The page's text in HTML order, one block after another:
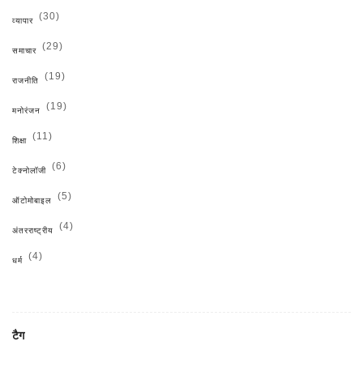
व्यापार (30)
समाचार (29)
राजनीति (19)
मनोरंजन (19)
शिक्षा (11)
टेक्नोलॉजी (6)
ऑटोमोबाइल (5)
अंतरराष्ट्रीय (4)
धर्म (4)
टैग